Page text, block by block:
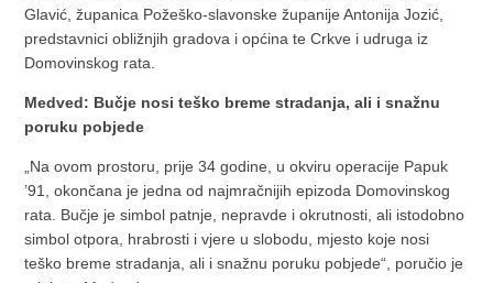
Glavić, županica Požeško-slavonske županije Antonija Jozić,
predstavnici obližnjih gradova i općina te Crkve i udruga iz
Domovinskog rata.
Medved: Bučje nosi teško breme stradanja, ali i snažnu
poruku pobjede
„Na ovom prostoru, prije 34 godine, u okviru operacije Papuk
’91, okončana je jedna od najmračnijih epizoda Domovinskog
rata. Bučje je simbol patnje, nepravde i okrutnosti, ali istodobno
simbol otpora, hrabrosti i vjere u slobodu, mjesto koje nosi
teško breme stradanja, ali i snažnu poruku pobjede“, poručio je